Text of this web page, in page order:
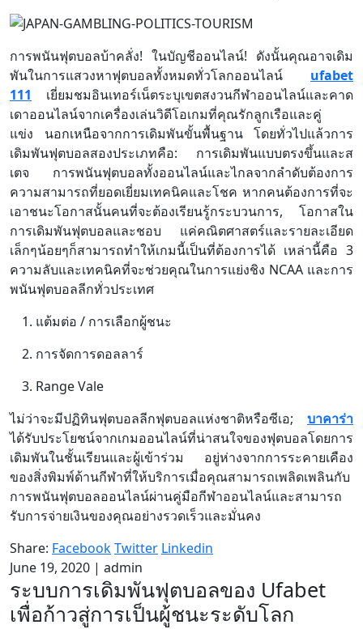
การพนันฟุตบอลบ้าคลั่ง! ในบัญชีออนไลน์! ดังนั้นคุณอาจเดิม
พันในการแสวงหาฟุตบอลทั้งหมดทั่วโลกออนไลน์ ufabet
111 เยี่ยมชมอินเทอร์เน็ตระบุเขตสงวนกีฬาออนไลน์และคาด
เดาออนไลน์จากเครื่องเล่นวิดีโอเกมที่คุณรักลูกเรือและคู่
แข่ง นอกเหนือจากการเดิมพันขั้นพื้นฐาน โดยทั่วไปแล้วการ
เดิมพันฟุตบอลสองประเภทคือ: การเดิมพันแบบตรงขึ้นและส
เตจ การพนันฟุตบอลทั้งออนไลน์และไกลจากลำดับต้องการ
ความสามารถที่ยอดเยี่ยมเทคนิคและโชค หากคนต้องการที่จะ
เอาชนะโอกาสนั้นคนที่จะต้องเรียนรู้กระบวนการ, โอกาสใน
การเดิมพันฟุตบอลและชอบ แค่คณิตศาสตร์และรายละเอียด
เล็กๆน้อยๆก็สามารถทำให้เกมนี้เป็นที่ต้องการได้ เหล่านี้คือ 3
ความลับและเทคนิคที่จะช่วยคุณในการแย่งชิง NCAA และการ
พนันฟุตบอลลีกทั่วประเทศ
แต้มต่อ / การเลือกผู้ชนะ
การจัดการดอลลาร์
Range Vale
ไม่ว่าจะมีปฏิทินฟุตบอลลีกฟุตบอลแห่งชาติหรือซีเอ; บาคาร่า
ได้รับประโยชน์จากเกมออนไลน์ที่น่าสนใจของฟุตบอลโดยการ
เดิมพันในชั้นเรียนและผู้เข้าร่วม อยู่ห่างจากการระคายเคือง
ของสิ่งพิมพ์ด้านกีฬาที่ให้บริการเมื่อคุณสามารถเพลิดเพลินกับ
การพนันฟุตบอลออนไลน์ผ่านคู่มือกีฬาออนไลน์และสามารถ
รับการจ่ายเงินของคุณอย่างรวดเร็วและมั่นคง
Share: FacebookTwitter Linkedin
June 19, 2020 | admin
ระบบการเดิมพันฟุตบอลของ Ufabet
เพื่อก้าวสู่การเป็นผู้ชนะระดับโลก